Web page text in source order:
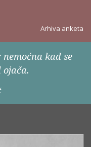
Arhiva anketa
kad se